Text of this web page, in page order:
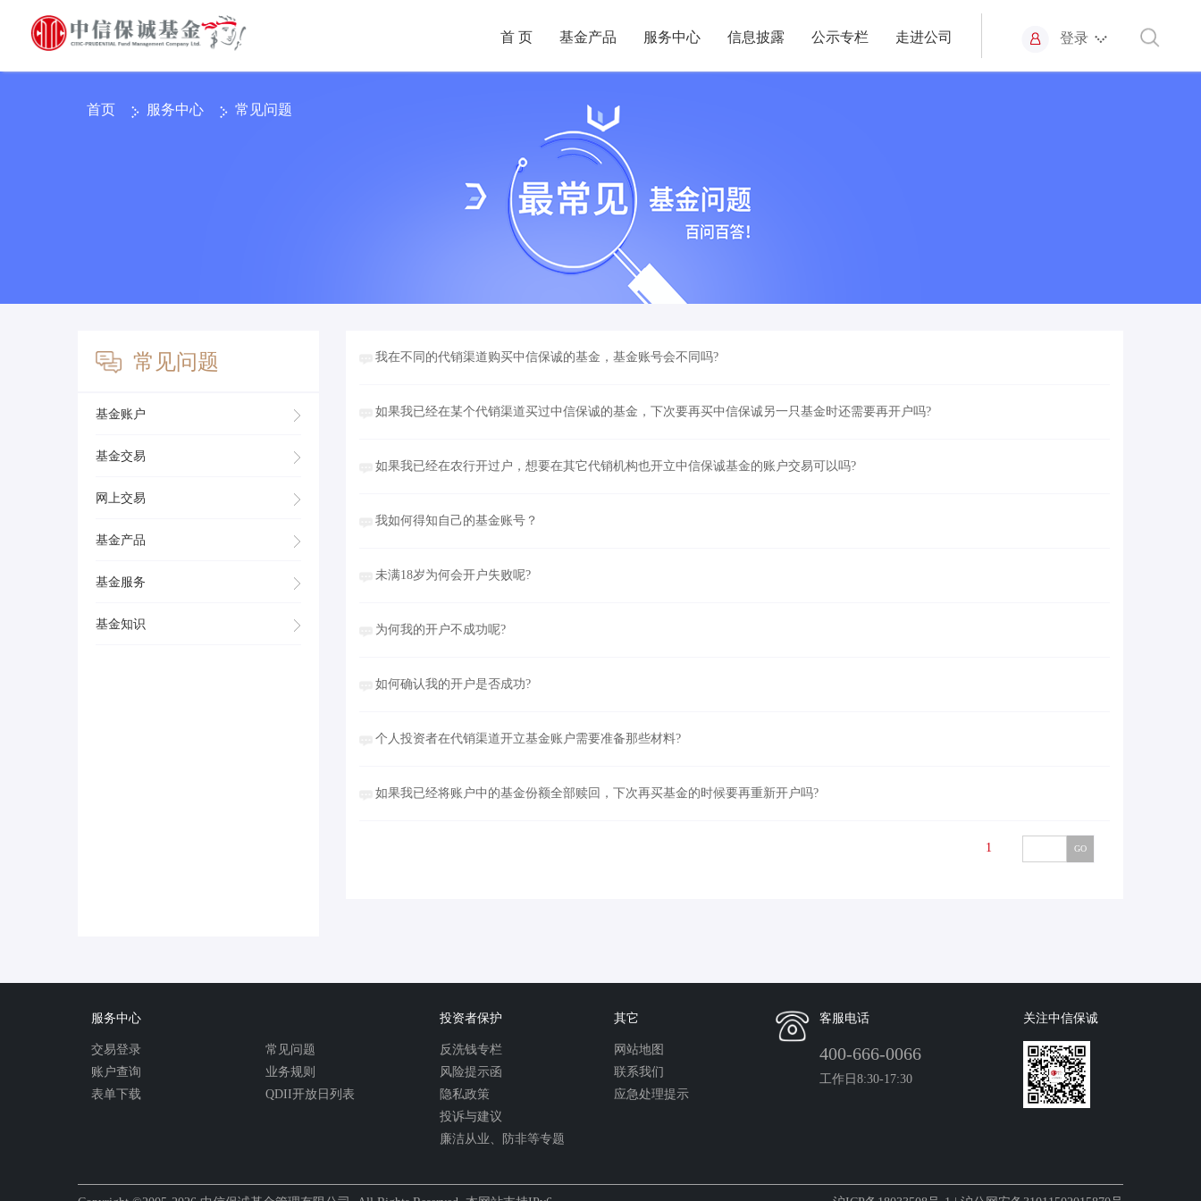
首 页 基金产品 服务中心 信息披露 公示专栏 走进公司 登录
首页 服务中心 常见问题
常见问题
基金账户
基金交易
网上交易
基金产品
基金服务
基金知识
我在不同的代销渠道购买中信保诚的基金，基金账号会不同吗?
如果我已经在某个代销渠道买过中信保诚的基金，下次要再买中信保诚另一只基金时还需要再开户吗?
如果我已经在农行开过户，想要在其它代销机构也开立中信保诚基金的账户交易可以吗?
我如何得知自己的基金账号？
未满18岁为何会开户失败呢?
为何我的开户不成功呢?
如何确认我的开户是否成功?
个人投资者在代销渠道开立基金账户需要准备那些材料?
如果我已经将账户中的基金份额全部赎回，下次再买基金的时候要再重新开户吗?
1 GO
服务中心
交易登录
账户查询
表单下载
常见问题
业务规则
QDII开放日列表
投资者保护
反洗钱专栏
风险提示函
隐私政策
投诉与建议
廉洁从业、防非等专题
其它
网站地图
联系我们
应急处理提示
客服电话
400-666-0066
工作日8:30-17:30
关注中信保诚